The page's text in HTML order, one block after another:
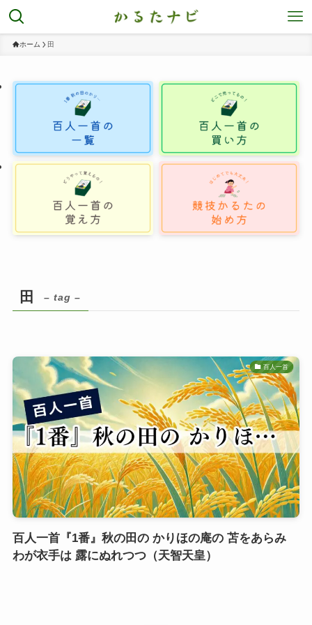
ホーム 田
田 – tag –
百人一首
百人一首『1番』秋の田の かりほの庵の 苫をあらみ
わが衣手は 露にぬれつつ（天智天皇）